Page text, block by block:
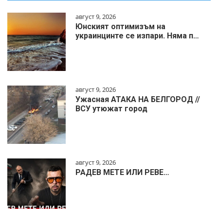
август 9, 2026
Юнският оптимизъм на
украинцинте се изпари. Няма п…
август 9, 2026
Ужасная АТАКА НА БЕЛГОРОД //
ВСУ утюжат город
август 9, 2026
РАДЕВ МЕТЕ ИЛИ РЕВЕ…